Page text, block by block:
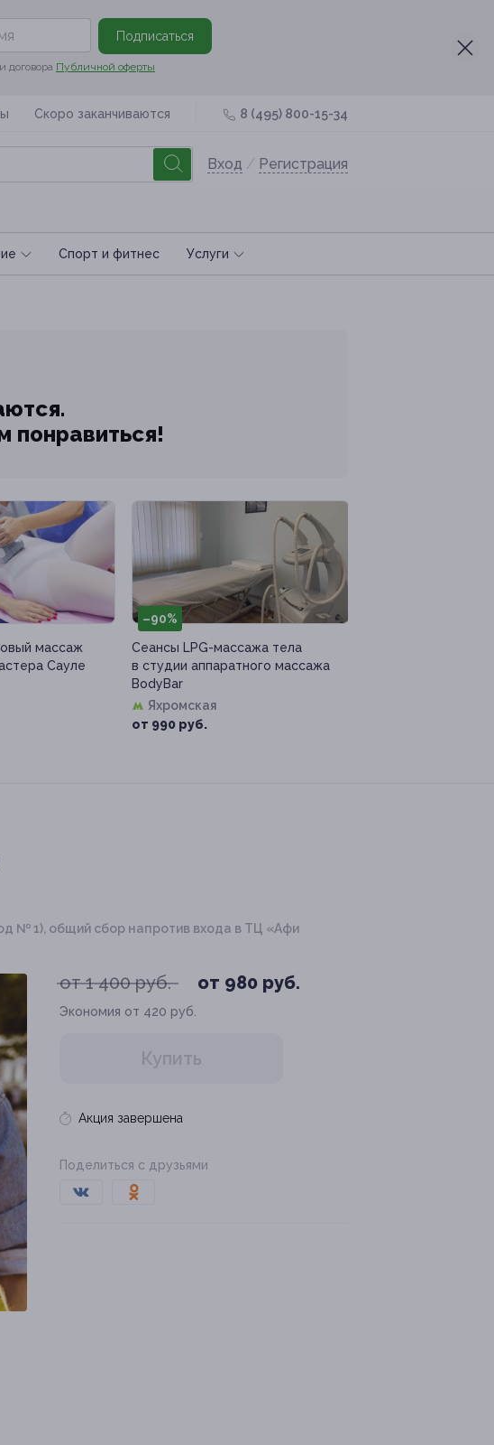
Подписаться
договора Публичной оферты
Скоро заканчиваются 8 (495) 800-15-34
Вход / Регистрация
Спoрт и фитнес Услуги
понравиться!
массаж
Сауле
–90%
Сеансы LPG-массажа тела
в студии аппаратного массажа
BodyBar
Яхромская
от 990 руб.
№ 1), общий сбор напротив входа в ТЦ «Афи
от 1 400 руб. от 980 руб.
Экономия от 420 руб.
Купить
Акция завершена
Поделиться с друзьями